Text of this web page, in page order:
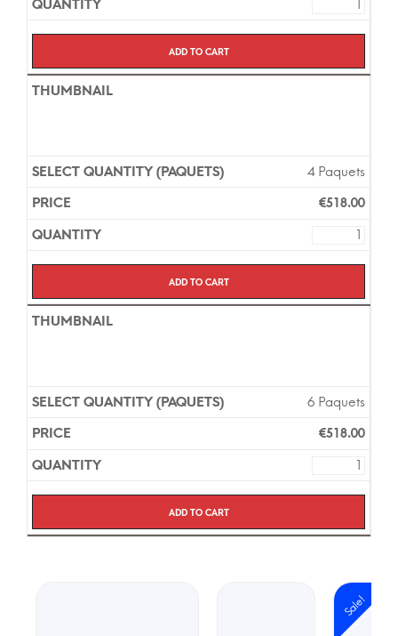
Add to cart
4 Paquets
€518.00
Add to cart
6 Paquets
€518.00
Add to cart
Sale!